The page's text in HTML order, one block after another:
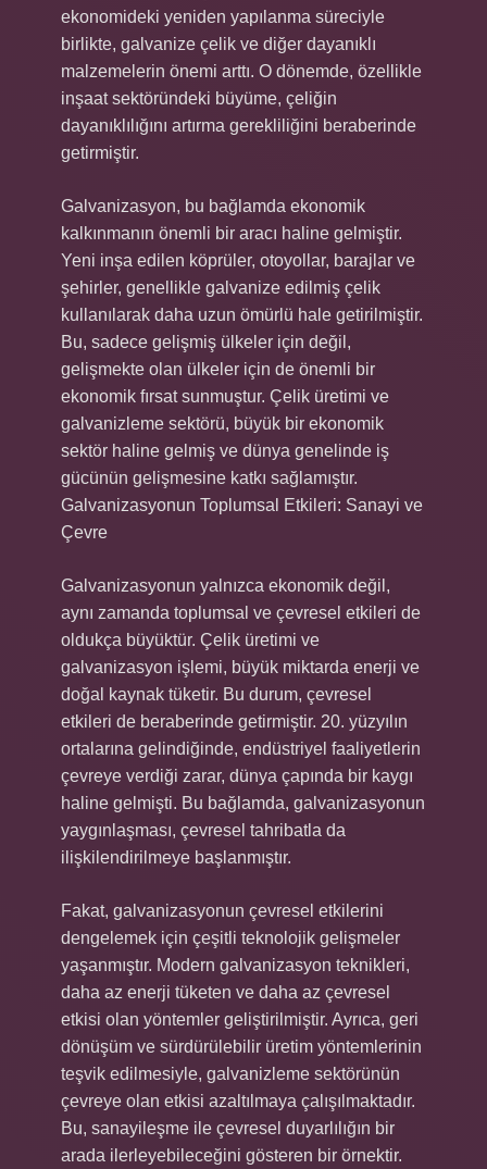
ekonomideki yeniden yapılanma süreciyle
birlikte, galvanize çelik ve diğer dayanıklı
malzemelerin önemi arttı. O dönemde, özellikle
inşaat sektöründeki büyüme, çeliğin
dayanıklılığını artırma gerekliliğini beraberinde
getirmiştir.
Galvanizasyon, bu bağlamda ekonomik
kalkınmanın önemli bir aracı haline gelmiştir.
Yeni inşa edilen köprüler, otoyollar, barajlar ve
şehirler, genellikle galvanize edilmiş çelik
kullanılarak daha uzun ömürlü hale getirilmiştir.
Bu, sadece gelişmiş ülkeler için değil,
gelişmekte olan ülkeler için de önemli bir
ekonomik fırsat sunmuştur. Çelik üretimi ve
galvanizleme sektörü, büyük bir ekonomik
sektör haline gelmiş ve dünya genelinde iş
gücünün gelişmesine katkı sağlamıştır.
Galvanizasyonun Toplumsal Etkileri: Sanayi ve
Çevre
Galvanizasyonun yalnızca ekonomik değil,
aynı zamanda toplumsal ve çevresel etkileri de
oldukça büyüktür. Çelik üretimi ve
galvanizasyon işlemi, büyük miktarda enerji ve
doğal kaynak tüketir. Bu durum, çevresel
etkileri de beraberinde getirmiştir. 20. yüzyılın
ortalarına gelindiğinde, endüstriyel faaliyetlerin
çevreye verdiği zarar, dünya çapında bir kaygı
haline gelmişti. Bu bağlamda, galvanizasyonun
yaygınlaşması, çevresel tahribatla da
ilişkilendirilmeye başlanmıştır.
Fakat, galvanizasyonun çevresel etkilerini
dengelemek için çeşitli teknolojik gelişmeler
yaşanmıştır. Modern galvanizasyon teknikleri,
daha az enerji tüketen ve daha az çevresel
etkisi olan yöntemler geliştirilmiştir. Ayrıca, geri
dönüşüm ve sürdürülebilir üretim yöntemlerinin
teşvik edilmesiyle, galvanizleme sektörünün
çevreye olan etkisi azaltılmaya çalışılmaktadır.
Bu, sanayileşme ile çevresel duyarlılığın bir
arada ilerleyebileceğini gösteren bir örnektir.